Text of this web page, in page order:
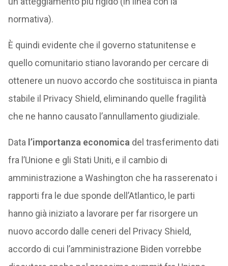
normativa).
È quindi evidente che il governo statunitense e
quello comunitario stiano lavorando per cercare di
ottenere un nuovo accordo che sostituisca in pianta
stabile il Privacy Shield, eliminando quelle fragilità
che ne hanno causato l’annullamento giudiziale.
Data l’importanza economica del trasferimento dati
fra l’Unione e gli Stati Uniti, e il cambio di
amministrazione a Washington che ha rasserenato i
rapporti fra le due sponde dell’Atlantico, le parti
hanno già iniziato a lavorare per far risorgere un
nuovo accordo dalle ceneri del Privacy Shield,
accordo di cui l’amministrazione Biden vorrebbe